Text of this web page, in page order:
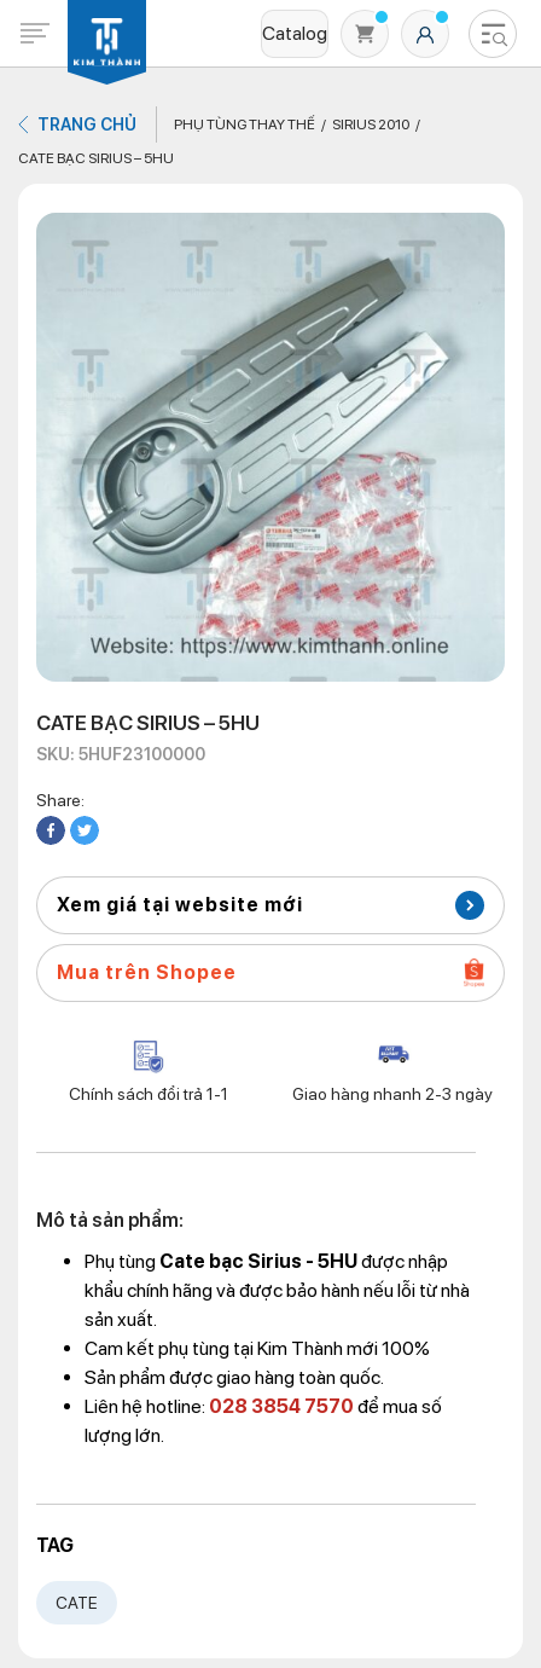
Catalog
Không có sản phẩm nào trong giỏ hàng
TRANG CHỦ PHỤ TÙNG THAY THẾ
SIRIUS 2010
CATE BẠC SIRIUS – 5HU
CATE BẠC SIRIUS – 5HU
SKU: 5HUF23100000
Share:
Xem giá tại website mới
Mua trên Shopee
Chính sách đổi trả 1-1 Giao hàng nhanh 2-3 ngày
Mô tả sản phẩm:
Phụ tùng Cate bạc Sirius - 5HUđược nhập
khẩu chính hãng và được bảo hành nếu lỗi từ nhà
sản xuất.
Cam kết phụ tùng tại Kim Thành mới 100%
Sản phẩm được giao hàng toàn quốc.
Liên hệ hotline: 028 3854 7570 để mua số
lượng lớn.
TAG
CATE